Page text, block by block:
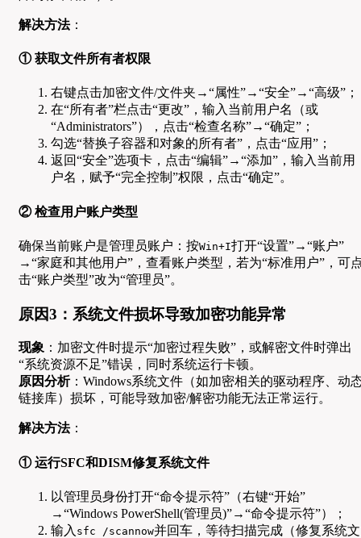
解决方法：
① 获取文件所有者权限
右键点击加密文件/文件夹→“属性”→“安全”→“高级”；
在“所有者”栏点击“更改”，输入当前用户名（或
“Administrators”），点击“检查名称”→“确定”；
勾选“替换子容器和对象的所有者”，点击“应用”；
返回“安全”选项卡，点击“编辑”→“添加”，输入当前用
户名，赋予“完全控制”权限，点击“确定”。
② 检查用户账户类型
确保当前账户是管理员账户：按Win+I打开“设置”→“账户”
→“家庭和其他用户”，查看账户类型，若为“标准用户”，可
击“账户类型”改为“管理员”。
原因3：系统文件损坏导致加密功能异常
现象 ：加密文件时提示“加密过程失败”，或解密文件时弹出
“系统资源不足”错误，同时系统运行卡顿。
原因分析：Windows系统文件（如加密相关的驱动程序、动
链接库）损坏，可能导致加密/解密功能无法正常运行。
解决方法：
① 运行SFC和DISM修复系统文件
以管理员身份打开“命令提示符”（右键“开始”
→“Windows PowerShell(管理员)”→“命令提示符”）；
输入 sfc /scannow并回车，等待扫描完成（修复系统文